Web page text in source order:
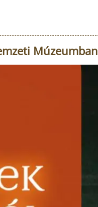
Múzeumban